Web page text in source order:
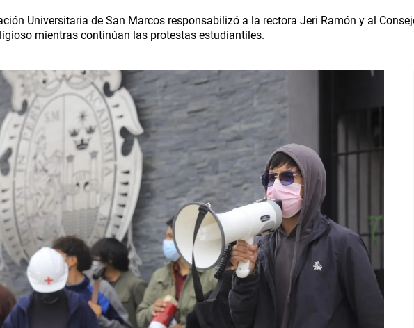
Universitaria de San Marcos responsabilizó a la rectora Jeri Ramón y al
mientras continúan las protestas estudiantiles.